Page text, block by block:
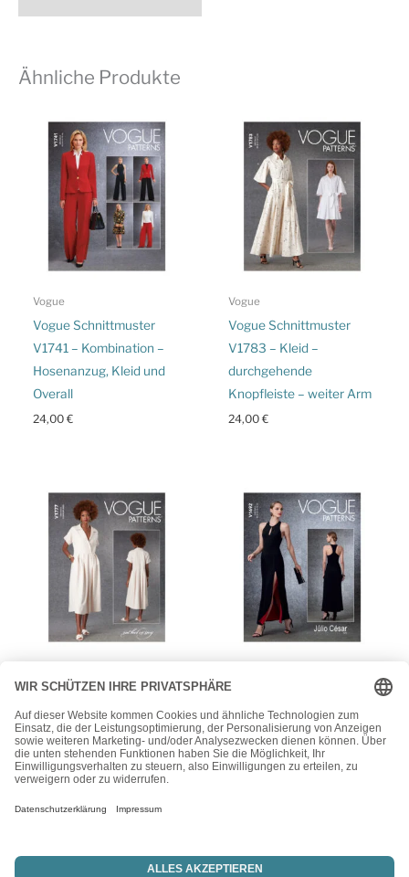
Ähnliche Produkte
Vogue
Vogue Schnittmuster
V1741 – Kombination –
Hosenanzug, Kleid und
Overall
24,00€
Vogue
Vogue Schnittmuster
V1783 – Kleid –
durchgehende
Knopfleiste – weiter Arm
24,00€
Vogue Schnittmuster
V1777 – Kleid – legere
und bequem –
Schlupfkleid
26,00
Vogue Schnittmuster
V1692 – Kleid –
Abendkleid – Schlitz –
rückenfrei